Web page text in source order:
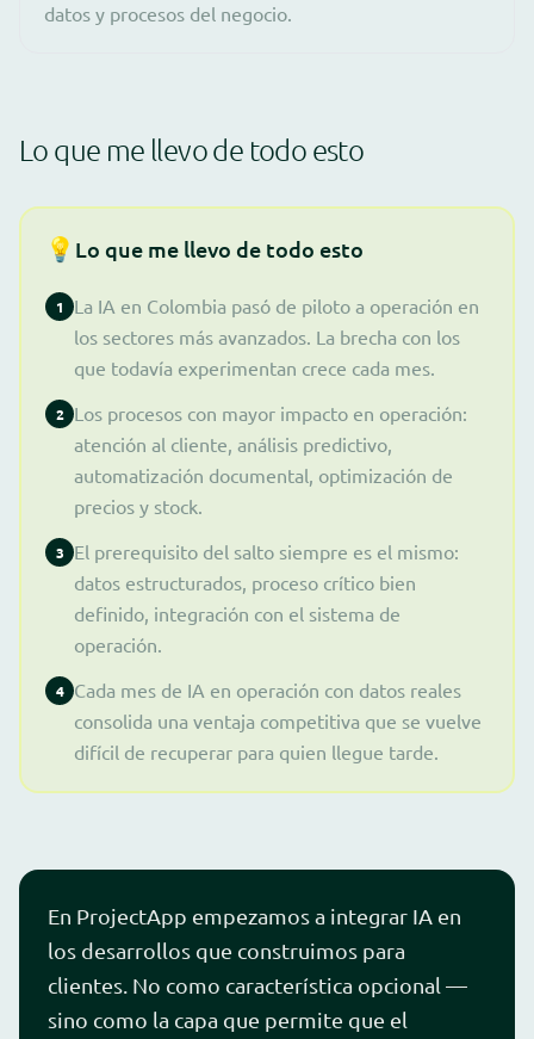
datos y procesos del negocio.
Lo que me llevo de todo esto
💡 Lo que me llevo de todo esto
1
La IA en Colombia pasó de piloto a operación en
los sectores más avanzados. La brecha con los
que todavía experimentan crece cada mes.
2 Los procesos con mayor impacto en operación:
atención al cliente, análisis predictivo,
automatización documental, optimización de
precios y stock.
3
El prerequisito del salto siempre es el mismo:
datos estructurados, proceso crítico bien
definido, integración con el sistema de
operación.
4 Cada mes de IA en operación con datos reales
consolida una ventaja competitiva que se vuelve
difícil de recuperar para quien llegue tarde.
En ProjectApp empezamos a integrar IA en
los desarrollos que construimos para
clientes. No como característica opcional —
sino como la capa que permite que el